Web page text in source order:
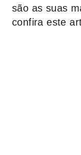
são as suas
confira este